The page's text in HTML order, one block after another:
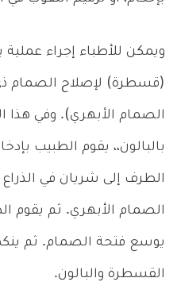
ويمكن للأطباء إجراء
(قسطرة) لإصلاح الصمام
الصمام الأبهري). وفي هذا
بالبالون،، يقوم الطبيب
الطرف إلى شريان في الذراع
الصمام الأبهري. ثم يقوم
يوسع فتحة الصمام. ثم
القسطرة والبالون.